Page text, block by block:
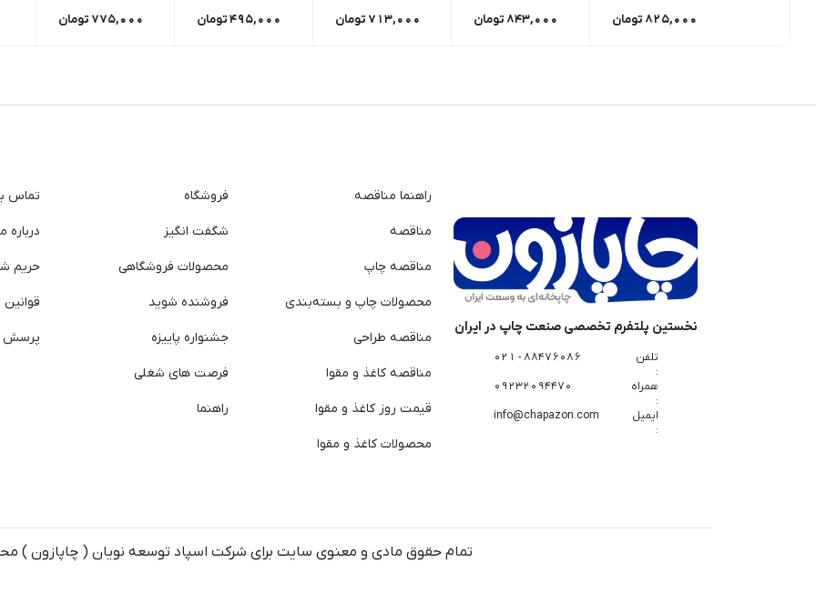
825,000 تومان 843,000 تومان 713,000 تومان 495,000تومان 775,000 تومان
نخستین پلتفرم تخصصی صنعت چاپ در ایران
تلفن
:
88476086 - 021
همراه
:
09232094470
ایمیل
:
info@chapazon.com
راهنما مناقصه
مناقصه
مناقصه چاپ
محصولات چاپ و بسته‌بندی
مناقصه طراحی
مناقصه کاغذ و مقوا
قیمت روز کاغذ و مقوا
محصولات کاغذ و مقوا
فروشگاه
شگفت انگیز
محصولات فروشگاهی
فروشنده شوید
جشنواره پاییزه
فرصت های شغلی
راهنما
تماس
درباره
حریم
پرسش
تمام حقوق مادی و معنوی سایت برای شرکت اسپاد توسعه نویان ( چاپازون )